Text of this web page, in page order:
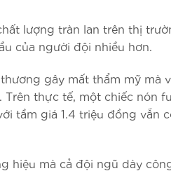
lượng tràn lan trên thị
của người đội nhiều hơn.
gây mất thẩm mỹ mà
thực tế, một chiếc nón
tầm giá 1.4 triệu đồng vẫn
hiệu mà cả đội ngũ dày